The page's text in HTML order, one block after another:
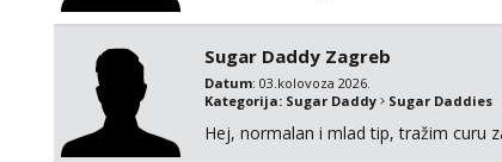
Sugar Daddy Zagreb
Datum: 03.kolovoza 2026.
Kategorija: Sugar Daddy Sugar Daddies
Hej, normalan i mlad tip, tražim curu